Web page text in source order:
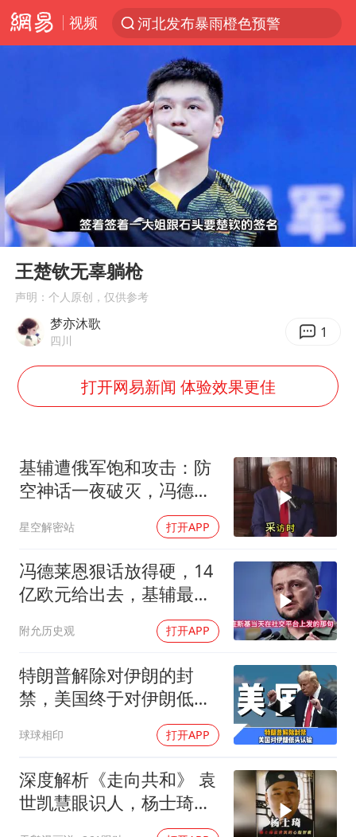
视频
河北发布暴雨橙色预警
人形机器人第一股
多地银行上调存款利率
上海地铁4条线路全线停运
白海豚路径图
宇树申购 中一签有望赚20万元
4.2平卫生间补漏注胶花1.55万
律师谈贾冰私人饭局被偷拍
男子结婚8年3个女儿都不是亲生
加沙约14万栋建筑被完全摧毁
“皋”在低处
Play
00:00 00:32
王楚钦无辜躺枪
声明：个人原创，仅供参考
梦亦沐歌
四川 1
打开网易新闻 体验效果更佳
基辅遭俄军饱和攻击：防
空神话一夜破灭，冯德莱
恩怒了，欧洲的钱却救不
了急
星空解密站 打开APP
冯德莱恩狠话放得硬，14
亿欧元给出去，基辅最缺
的东西却一样没补上
附允历史观 打开APP
特朗普解除对伊朗的封
禁，美国终于对伊朗低头
球球相印 打开APP
深度解析《走向共和》 袁
世凯慧眼识人，杨士琦确